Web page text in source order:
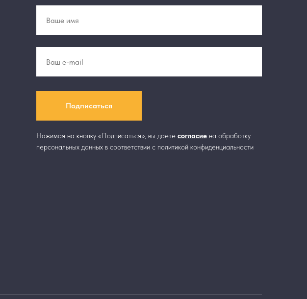
Подписаться
Нажимая на кнопку «Подписаться», вы даете согласие на обработку
персональных данных в соответствии с политикой конфиденциальности